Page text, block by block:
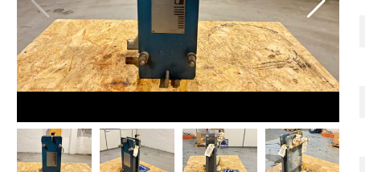
Dropdown
Dropdown
Dropdown